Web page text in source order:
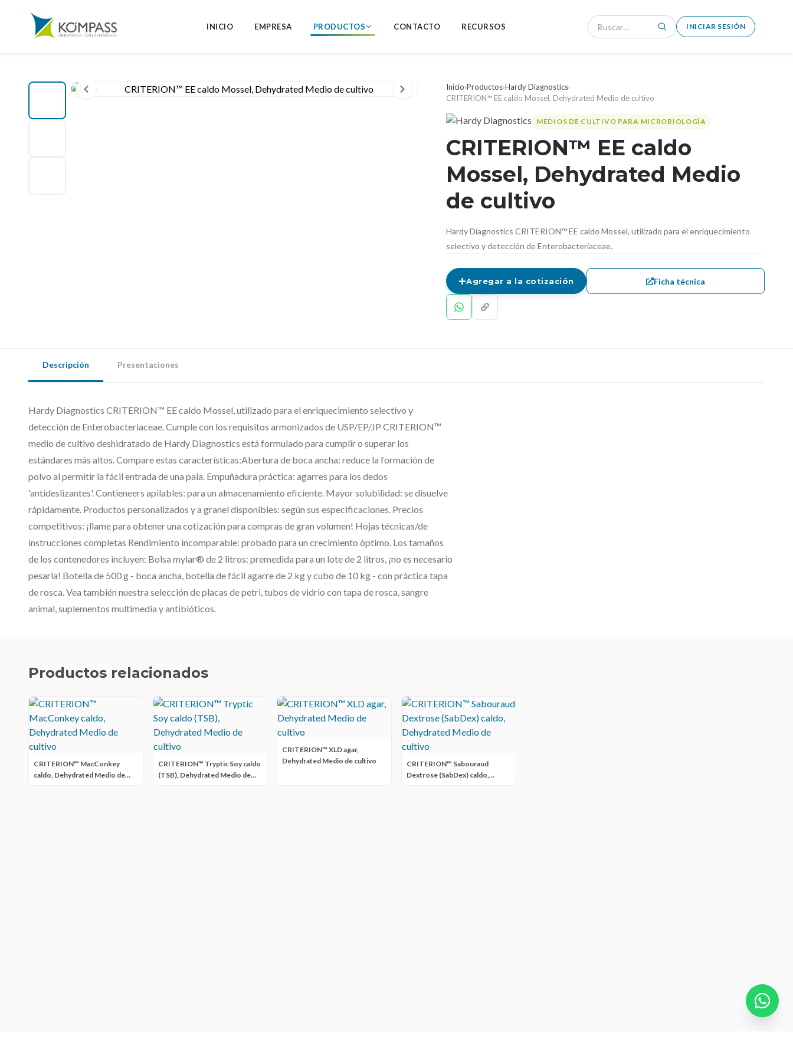
INICIO EMPRESA PRODUCTOS CONTACTO RECURSOS INICIAR SESIÓN
Inicio›Productos›Hardy Diagnostics›
CRITERION™ EE caldo Mossel, Dehydrated Medio de cultivo
MEDIOS DE CULTIVO PARA MICROBIOLOGÍA
CRITERION™ EE caldo
Mossel, Dehydrated Medio
de cultivo
Hardy Diagnostics CRITERION™ EE caldo Mossel, utilizado para el enriquecimiento
selectivo y detección de Enterobacteriaceae.
Agregar a la cotización Ficha técnica
Descripción Presentaciones
Hardy Diagnostics CRITERION™ EE caldo Mossel, utilizado para el enriquecimiento selectivo y
detección de Enterobacteriaceae. Cumple con los requisitos armonizados de USP/EP/JP CRITERION™
medio de cultivo deshidratado de Hardy Diagnostics está formulado para cumplir o superar los
estándares más altos. Compare estas características:Abertura de boca ancha: reduce la formación de
polvo al permitir la fácil entrada de una pala. Empuñadura práctica: agarres para los dedos
'antideslizantes'. Contieneers apilables: para un almacenamiento eficiente. Mayor solubilidad: se disuelve
rápidamente. Productos personalizados y a granel disponibles: según sus especificaciones. Precios
competitivos: ¡llame para obtener una cotización para compras de gran volumen! Hojas técnicas/de
instrucciones completas Rendimiento incomparable: probado para un crecimiento óptimo. Los tamaños
de los contenedores incluyen: Bolsa mylar® de 2 litros: premedida para un lote de 2 litros, ¡no es necesario
pesarla! Botella de 500 g - boca ancha, botella de fácil agarre de 2 kg y cubo de 10 kg - con práctica tapa
de rosca. Vea también nuestra selección de placas de petri, tubos de vidrio con tapa de rosca, sangre
animal, suplementos multimedia y antibióticos.
Productos relacionados
CRITERION™ MacConkey
caldo, Dehydrated Medio de
CRITERION™ Tryptic Soy caldo
(TSB), Dehydrated Medio de
CRITERION™ XLD agar,
Dehydrated Medio de cultivo
CRITERION™ Sabouraud
Dextrose (SabDex) caldo,